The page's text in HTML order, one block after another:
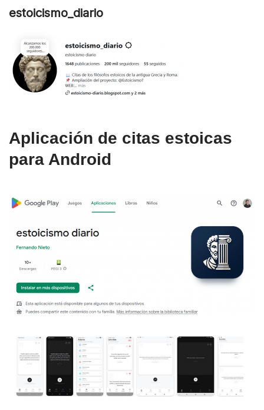
estoicismo_diario
Aplicación de citas estoicas
para Android